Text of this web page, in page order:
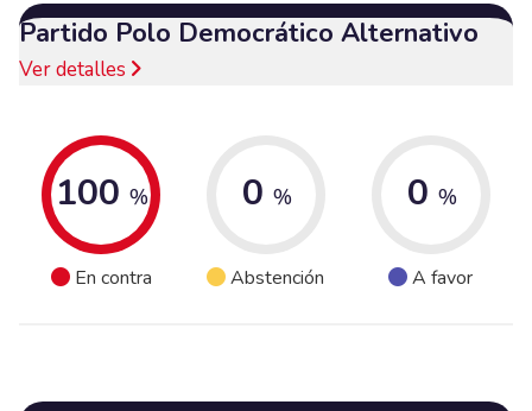
Partido Polo Democrático Alternativo
Ver detalles
100 %
En contra
0 %
Abstención
0 %
A favor